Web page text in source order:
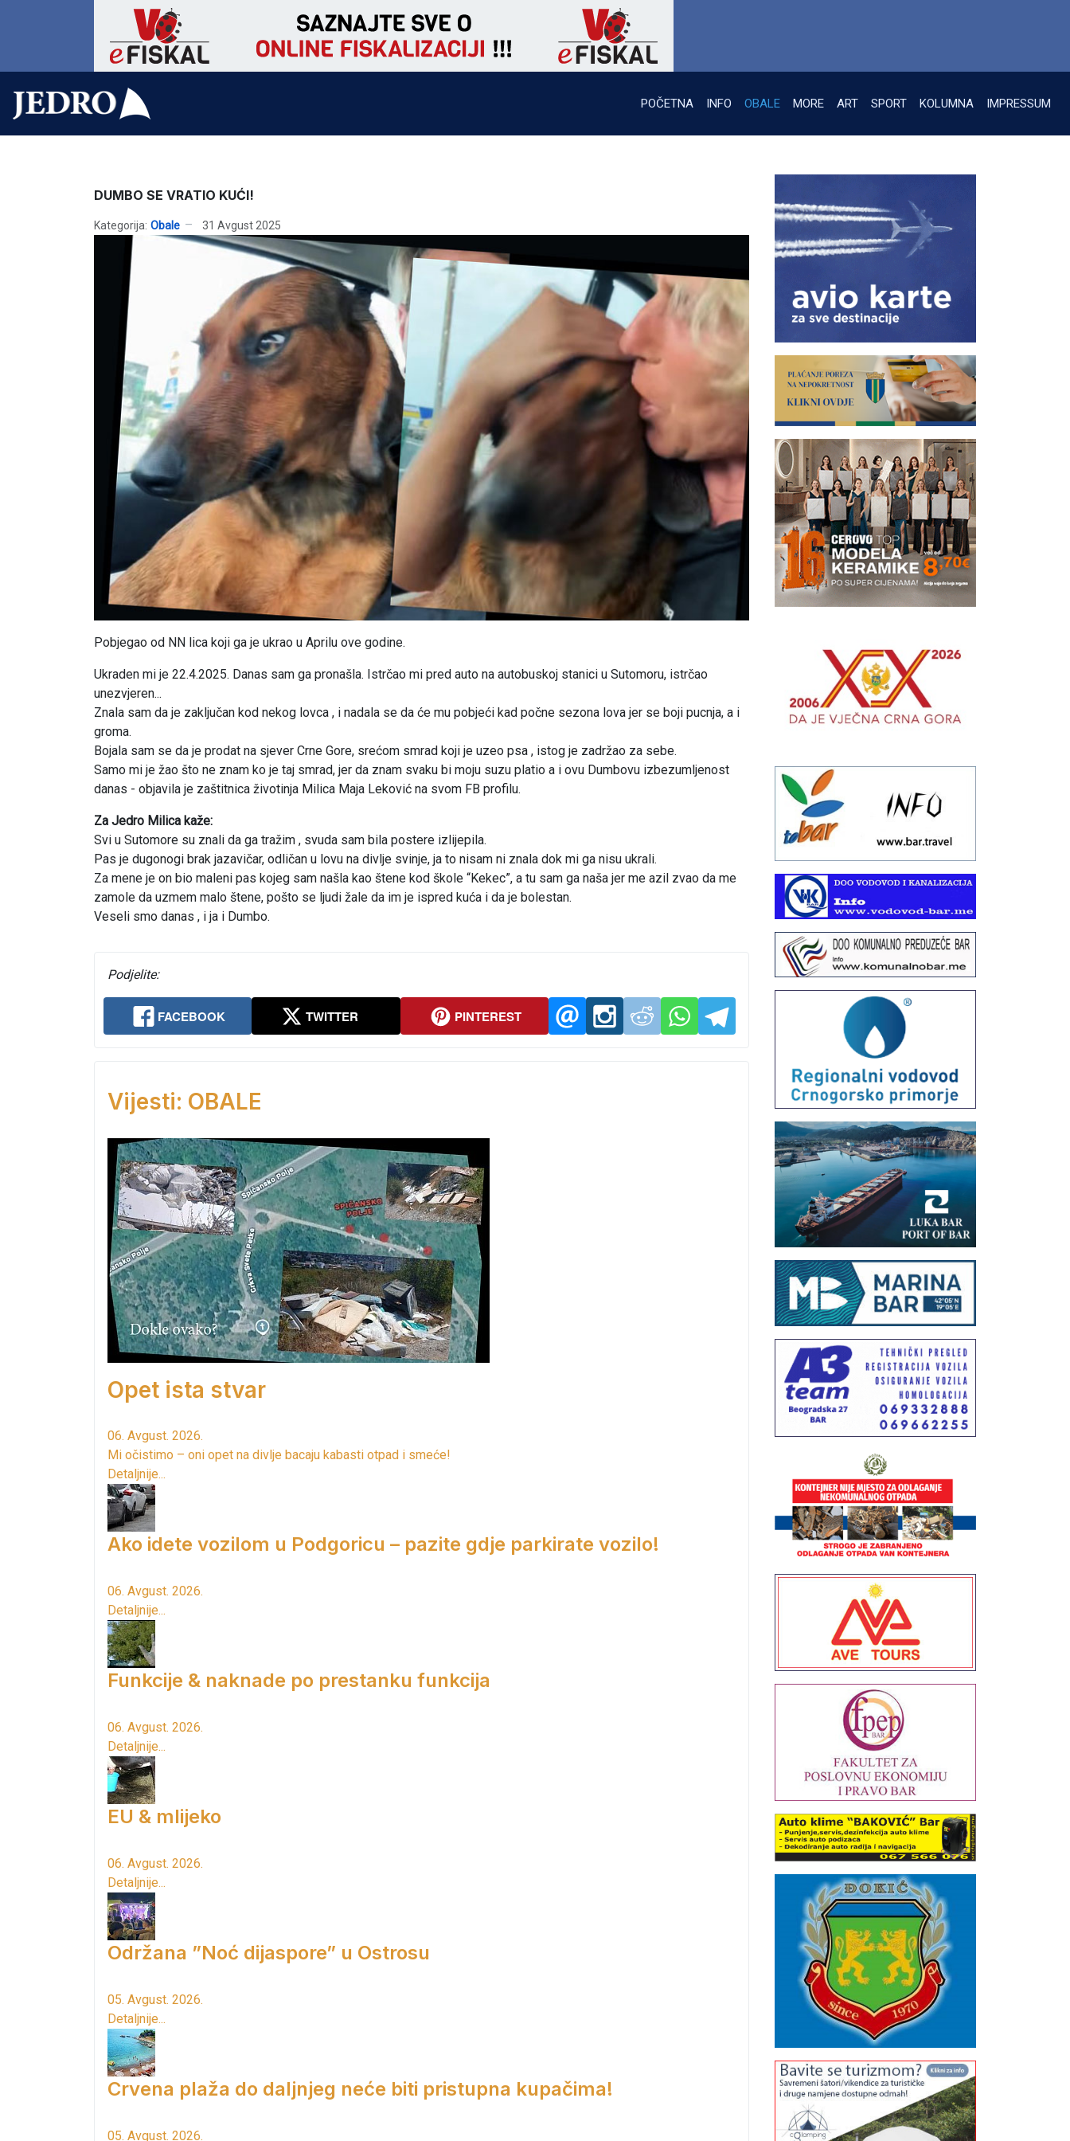
POČETNA INFO OBALE MORE ART SPORT KOLUMNA IMPRESSUM
DUMBO SE VRATIO KUĆI!
Kategorija: Obale 31 Avgust 2025
Pobjegao od NN lica koji ga je ukrao u Aprilu ove godine.
Ukraden mi je 22.4.2025. Danas sam ga pronašla. Istrčao mi pred auto na autobuskoj stanici u Sutomoru, istrčao
unezvjeren...
Znala sam da je zaključan kod nekog lovca , i nadala se da će mu pobjeći kad počne sezona lova jer se boji pucnja, a i
groma.
Bojala sam se da je prodat na sjever Crne Gore, srećom smrad koji je uzeo psa , istog je zadržao za sebe.
Samo mi je žao što ne znam ko je taj smrad, jer da znam svaku bi moju suzu platio a i ovu Dumbovu izbezumljenost
danas - objavila je zaštitnica životinja Milica Maja Leković na svom FB profilu.
Za Jedro Milica kaže:
Svi u Sutomore su znali da ga tražim , svuda sam bila postere izlijepila.
Pas je dugonogi brak jazavičar, odličan u lovu na divlje svinje, ja to nisam ni znala dok mi ga nisu ukrali.
Za mene je on bio maleni pas kojeg sam našla kao štene kod škole “Kekec”, a tu sam ga naša jer me azil zvao da me
zamole da uzmem malo štene, pošto se ljudi žale da im je ispred kuća i da je bolestan.
Veseli smo danas , i ja i Dumbo.
Podjelite:
FACEBOOK TWITTER PINTEREST
Vijesti: OBALE
Opet ista stvar
06. Avgust. 2026.
Mi očistimo – oni opet na divlje bacaju kabasti otpad i smeće!
Detaljnije...
Ako idete vozilom u Podgoricu – pazite gdje parkirate vozilo!
06. Avgust. 2026.
Detaljnije...
Funkcije & naknade po prestanku funkcija
06. Avgust. 2026.
Detaljnije...
EU & mlijeko
06. Avgust. 2026.
Detaljnije...
Održana ”Noć dijaspore” u Ostrosu
05. Avgust. 2026.
Detaljnije...
Crvena plaža do daljnjeg neće biti pristupna kupačima!
05. Avgust. 2026.